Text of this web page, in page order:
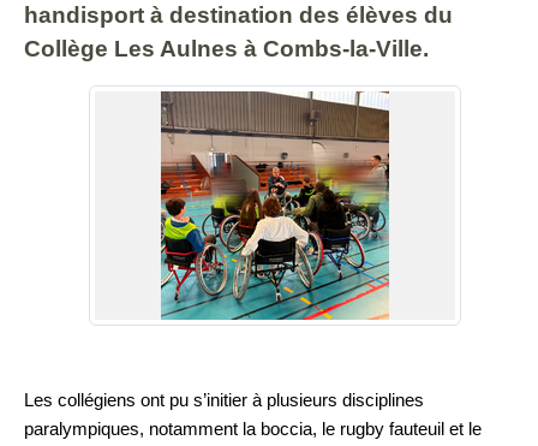
handisport à destination des élèves du
Collège Les Aulnes à Combs-la-Ville.
Les collégiens ont pu s’initier à plusieurs disciplines
paralympiques, notamment la boccia, le rugby fauteuil et le